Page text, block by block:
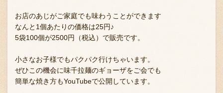
お店のあじがご家庭でも味わうことができます
なんと1個あたりの価格は25円♪
5袋100個が2500円（税込）で販売です。
小さなお子様でもパクパク行けちゃいます。
ぜひこの機会に味千拉麺のギョーザをご会でも
簡単な焼き方もYouTubeで公開しています。